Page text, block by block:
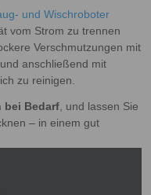
und Wischroboter
vom Strom zu trennen
Verschmutzungen mit
anschließend mit
zu reinigen.
bei Bedarf , und lassen Sie
– in einem gut